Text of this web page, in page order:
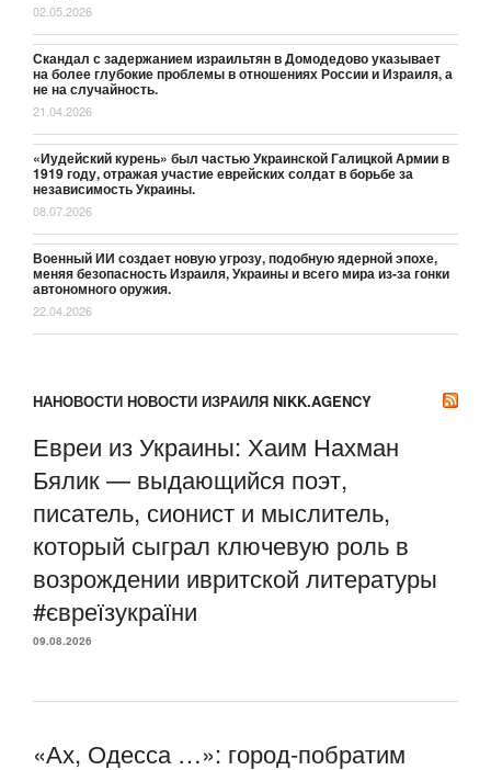
02.05.2026
Скандал с задержанием израильтян в Домодедово указывает
на более глубокие проблемы в отношениях России и Израиля, а
не на случайность.
21.04.2026
«Иудейский курень» был частью Украинской Галицкой Армии в
1919 году, отражая участие еврейских солдат в борьбе за
независимость Украины.
08.07.2026
Военный ИИ создает новую угрозу, подобную ядерной эпохе,
меняя безопасность Израиля, Украины и всего мира из-за гонки
автономного оружия.
22.04.2026
НАНОВОСТИ НОВОСТИ ИЗРАИЛЯ NIKK.AGENCY
Евреи из Украины: Хаим Нахман
Бялик — выдающийся поэт,
писатель, сионист и мыслитель,
который сыграл ключевую роль в
возрождении ивритской литературы
#євреїзукраїни
09.08.2026
«Ах, Одесса …»: город-побратим